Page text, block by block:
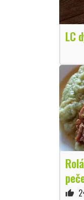
LC
thumb_up